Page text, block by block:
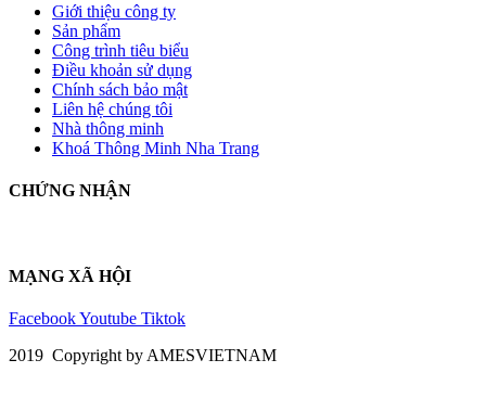
Giới thiệu công ty
Sản phẩm
Công trình tiêu biểu
Điều khoản sử dụng
Chính sách bảo mật
Liên hệ chúng tôi
Nhà thông minh
Khoá Thông Minh Nha Trang
CHỨNG NHẬN
MẠNG XÃ HỘI
FacebookYoutube Tiktok
2019 Copyright by AMESVIETNAM